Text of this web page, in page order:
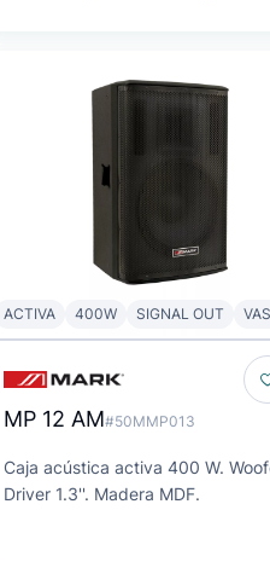
ACTIVA 400W SIGNAL OUT
MP 12 AM#50MMP013
Caja acústica activa 400 W.
Driver 1.3''. Madera MDF.